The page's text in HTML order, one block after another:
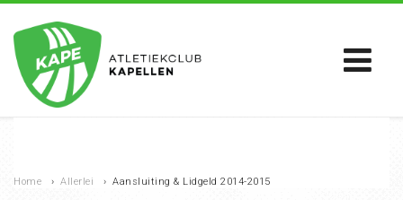
Home › Allerlei › Aansluiting & Lidgeld 2014-2015